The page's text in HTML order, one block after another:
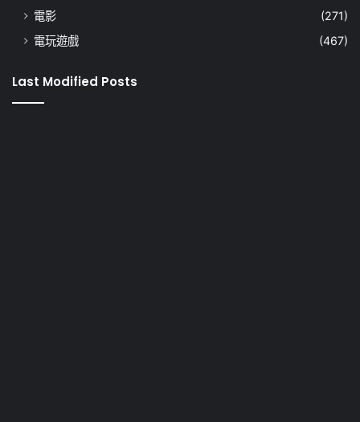
電影
(271)
電玩遊戲
(467)
Last Modified Posts